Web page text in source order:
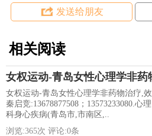
发送给朋友
相关阅读
女权运动-青岛女性心理学非药
女权运动-青岛女性心理学非药物治疗,
秦启竞:13678877508；13573233080.心
科身心疾病(青岛市,市南区,..
浏览:365次 评论:0条